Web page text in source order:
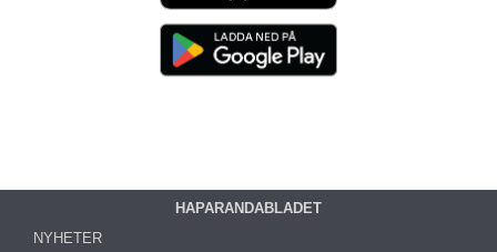
HAPARANDABLADET
NYHETER